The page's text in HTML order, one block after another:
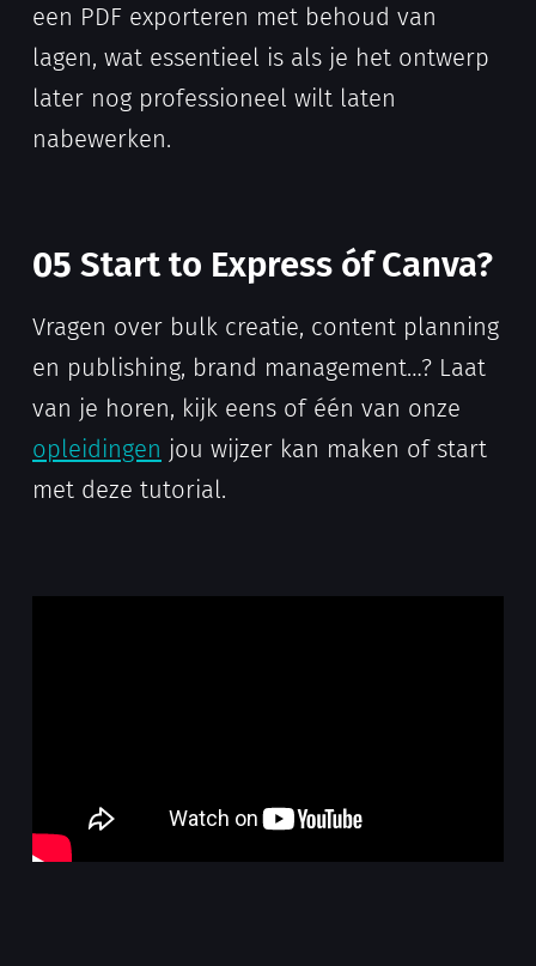
een PDF exporteren met behoud van
lagen, wat essentieel is als je het ontwerp
later nog professioneel wilt laten
nabewerken.
05 Start to Express óf Canva?
Vragen over bulk creatie, content planning
en publishing, brand management…? Laat
van je horen, kijk eens of één van onze
opleidingen jou wijzer kan maken of start
met deze tutorial.